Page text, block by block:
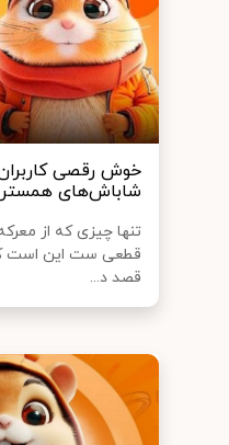
خوش رقصی کاربران
شاباش‌های همستر
تنها چیزی که از
قطعی ست این است
قصد د...